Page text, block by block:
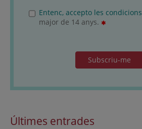
Entenc, accepto les condicions
major de 14 anys.
Subscriu-me
Últimes entrades